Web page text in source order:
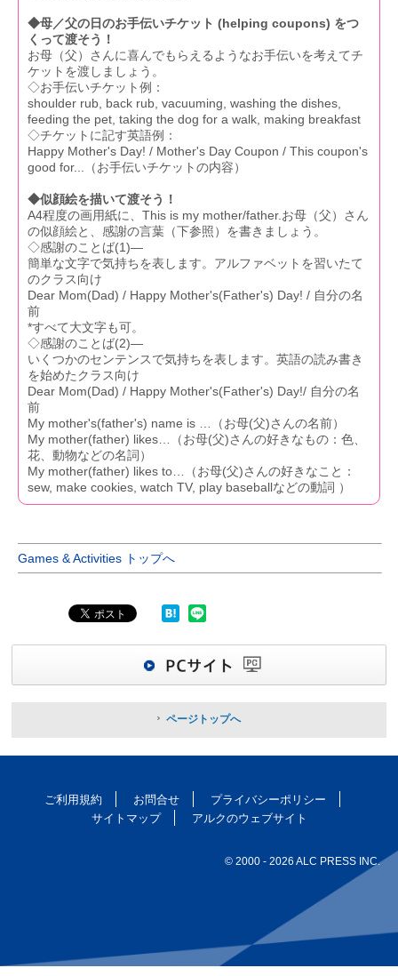
◆母／父の日のお手伝いチケット (helping coupons) をつ
くって渡そう！
お母（父）さんに喜んでもらえるようなお手伝いを考えてチ
ケットを渡しましょう。
◇お手伝いチケット例：
shoulder rub, back rub, vacuuming, washing the dishes,
feeding the pet, taking the dog for a walk, making breakfast
◇チケットに記す英語例：
Happy Mother's Day! / Mother's Day Coupon / This coupon's
good for...（お手伝いチケットの内容）
◆似顔絵を描いて渡そう！
A4程度の画用紙に、This is my mother/father.お母（父）さん
の似顔絵と、感謝の言葉（下参照）を書きましょう。
◇感謝のことば(1)―
簡単な文字で気持ちを表します。アルファベットを習いたて
のクラス向け
Dear Mom(Dad) / Happy Mother's(Father's) Day! / 自分の名
前
*すべて大文字も可。
◇感謝のことば(2)―
いくつかのセンテンスで気持ちを表します。英語の読み書き
を始めたクラス向け
Dear Mom(Dad) / Happy Mother's(Father's) Day!/ 自分の名
前
My mother's(father's) name is …（お母(父)さんの名前）
My mother(father) likes…（お母(父)さんの好きなもの：色、
花、動物などの名詞）
My mother(father) likes to…（お母(父)さんの好きなこと：
sew, make cookies, watch TV, play baseballなどの動詞 ）
Games & Activities トップへ
ページトップへ
ご利用規約 お問合せ
プライバシーポリシー
サイトマップ
アルクのウェブサイト
© 2000 - 2026 ALC PRESS INC.